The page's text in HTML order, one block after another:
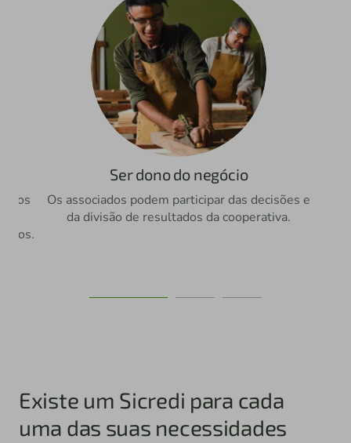
Ser dono do negócio
Os associados podem participar das decisões e
da divisão de resultados da cooperativa.
Existe um Sicredi para cada
uma das suas necessidades